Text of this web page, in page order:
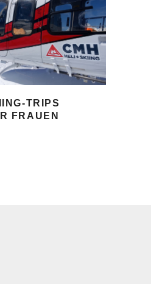
TRIPS
FRAUEN